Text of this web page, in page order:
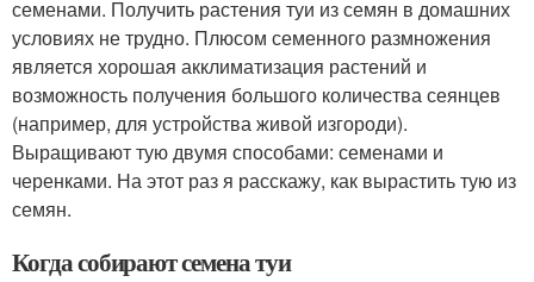
семенами. Получить растения туи из семян в домашних
условиях не трудно. Плюсом семенного размножения
является хорошая акклиматизация растений и
возможность получения большого количества сеянцев
(например, для устройства живой изгороди).
Выращивают тую двумя способами: семенами и
черенками. На этот раз я расскажу, как вырастить тую из
семян.
Когда собирают семена туи